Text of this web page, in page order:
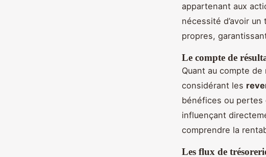
appartenant aux
nécessité d’avoir
propres,
Le compte de
Quant au compte de
considérant les
bénéfices ou pertes
influençant
comprendre la
Les flux de